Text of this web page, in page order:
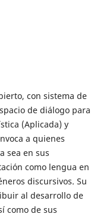
con sistema de
de diálogo para
(Aplicada) y
a quienes
sea en sus
como lengua en
discursivos. Su
al desarrollo de
como de sus